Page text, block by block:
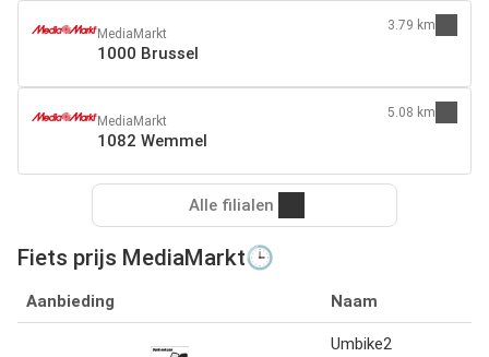
MediaMarkt
1000 Brussel
3.79 km
MediaMarkt
1082 Wemmel
5.08 km
Alle filialen
Fiets prijs MediaMarkt🕒
Aanbieding Naam
Umbike2